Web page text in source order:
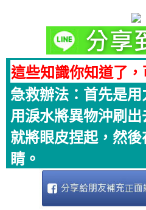
這些知識你知道了，
急救辦法：首先是用
用淚水將異物沖刷出
就將眼皮捏起，然
睛。